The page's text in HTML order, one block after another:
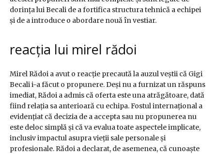
dorința lui Becali de a fortifica structura tehnică a echipei
și de a introduce o abordare nouă în vestiar.
reacția lui mirel rădoi
Mirel Rădoi a avut o reacție precaută la auzul veștii că Gigi
Becali i-a făcut o propunere. Deși nu a furnizat un răspuns
imediat, Rădoi a admis că oferta este una atrăgătoare, dată
fiind relația sa anterioară cu echipa. Fostul internațional a
evidențiat că decizia de a accepta sau nu propunerea nu
este deloc simplă și că va evalua toate aspectele implicate,
inclusiv impactul asupra vieții sale personale și
profesionale. Rădoi a declarat, de asemenea, că cunoaște